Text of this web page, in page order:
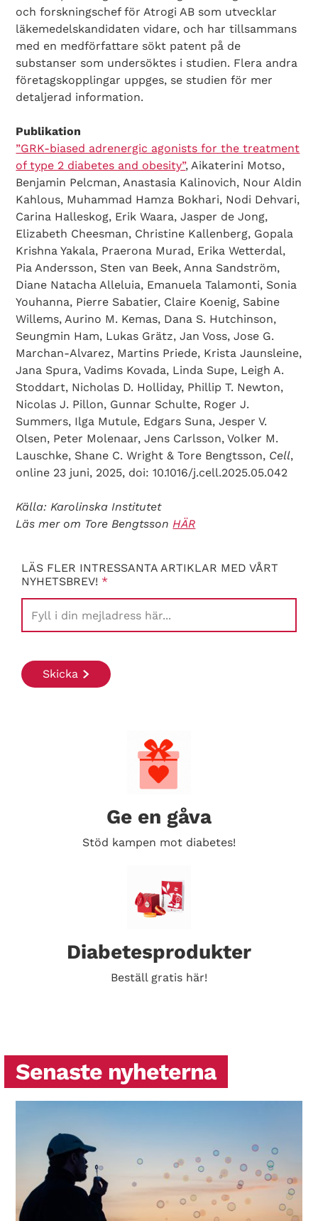
Search Diabetes Wellness Sverige
och forskningschef för Atrogi AB som utvecklar
läkemedelskandidaten vidare, och har tillsammans
med en medförfattare sökt patent på de
substanser som undersöktes i studien. Flera andra
företagskopplingar uppges, se studien för mer
detaljerad information.
Publikation
”GRK-biased adrenergic agonists for the treatment
of type 2 diabetes and obesity”, Aikaterini Motso,
Benjamin Pelcman, Anastasia Kalinovich, Nour Aldin
Kahlous, Muhammad Hamza Bokhari, Nodi Dehvari,
Carina Halleskog, Erik Waara, Jasper de Jong,
Elizabeth Cheesman, Christine Kallenberg, Gopala
Krishna Yakala, Praerona Murad, Erika Wetterdal,
Pia Andersson, Sten van Beek, Anna Sandström,
Diane Natacha Alleluia, Emanuela Talamonti, Sonia
Youhanna, Pierre Sabatier, Claire Koenig, Sabine
Willems, Aurino M. Kemas, Dana S. Hutchinson,
Seungmin Ham, Lukas Grätz, Jan Voss, Jose G.
Marchan-Alvarez, Martins Priede, Krista Jaunsleine,
Jana Spura, Vadims Kovada, Linda Supe, Leigh A.
Stoddart, Nicholas D. Holliday, Phillip T. Newton,
Nicolas J. Pillon, Gunnar Schulte, Roger J.
Summers, Ilga Mutule, Edgars Suna, Jesper V.
Olsen, Peter Molenaar, Jens Carlsson, Volker M.
Lauschke, Shane C. Wright & Tore Bengtsson, Cell,
online 23 juni, 2025, doi: 10.1016/j.cell.2025.05.042
Källa: Karolinska Institutet
Läs mer om Tore BengtssonHÄR
LÄS FLER INTRESSANTA ARTIKLAR MED VÅRT
NYHETSBREV! *
Ge en gåva
Stöd kampen mot diabetes!
Diabetesprodukter
Beställ gratis här!
Senaste nyheterna